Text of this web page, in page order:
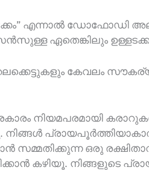
എന്നാൽ ഡോഫോഡി
ഏതെങ്കിലും
കേവലം
നിയമപരമായി
നിങ്ങൾ
സമ്മതിക്കുന്ന ഒരു
കഴിയൂ. നിങ്ങളുടെ